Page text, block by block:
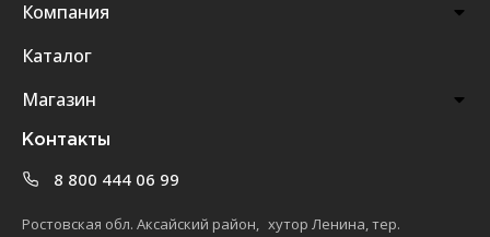
Компания
Каталог
Магазин
Контакты
8 800 444 06 99
Ростовская обл. Аксайский район, хутор Ленина, тер.